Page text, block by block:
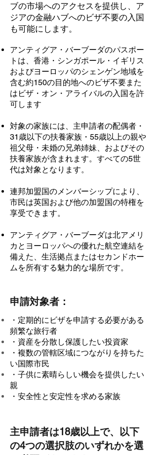
ブの市場へのアクセスを提供し、ア
ジアの金融ハブへのビザ不要の入国
も可能にします。
アンティグア・バーブーダのパスポー
トは、香港・シンガポール・イギリス
およびヨーロッパのシェンゲン地域を
含む約150の目的地へのビザ不要また
はビザ・オン・アライバルの入国を許
可します
対象の家族には、主申請者の配偶者・
31歳以下の扶養家族・55歳以上の親や
祖父母・未婚の兄弟姉妹、およびその
扶養家族が含まれます。すべての5世
代は対象となります。
連邦加盟国のメンバーシップにより、
市民は英国および他の加盟国の特権を
享受できます。
アンティグア・バーブーダは北アメリ
カとヨーロッパへの優れた航空連結を
備えた、生活拠点またはセカンドホー
ムを所有する魅力的な場所です。
申請対象者：
・定期的にビザを申請する必要がある
頻繁な旅行者
・資産を分散し保護したい投資家
・複数の管轄区域につながりを持ちた
い国際市民
・子供に素晴らしい機会を提供したい
親
・安全性と安定性を求める家族
主申請者は18歳以上で、以下
の4つの選択肢のいずれかを選